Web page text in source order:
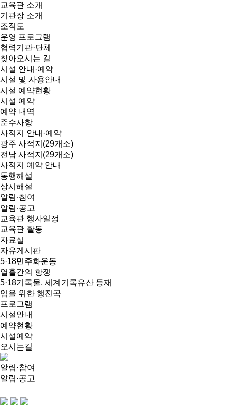
교육관 소개
기관장 소개
조직도
운영 프로그램
협력기관·단체
찾아오시는 길
시설 안내·예약
시설 및 사용안내
시설 예약현황
시설 예약
예약 내역
준수사항
사적지 안내·예약
광주 사적지(29개소)
전남 사적지(29개소)
사적지 예약 안내
동행해설
상시해설
알림·참여
알림·공고
교육관 행사일정
교육관 활동
자료실
자유게시판
5·18민주화운동
열흘간의 항쟁
5·18기록물, 세계기록유산 등재
임을 위한 행진곡
프로그램
시설안내
예약현황
시설예약
오시는길
알림·참여
알림·공고